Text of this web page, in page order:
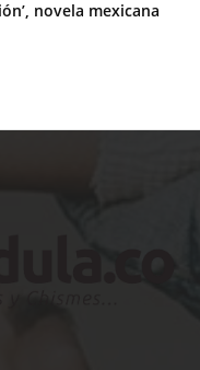
novela mexicana